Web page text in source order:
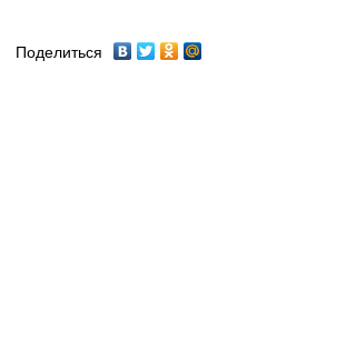
Поделиться